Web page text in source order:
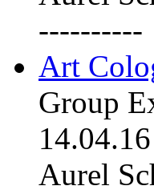
----------
Art
Group
14.04.16
Aurel